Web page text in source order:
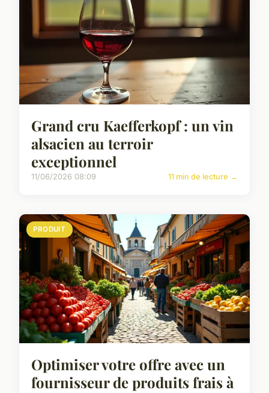
Grand cru Kaefferkopf : un vin
alsacien au terroir
exceptionnel
11/06/2026 08:09 11 min de lecture →
PRODUIT
Optimiser votre offre avec un
fournisseur de produits frais à